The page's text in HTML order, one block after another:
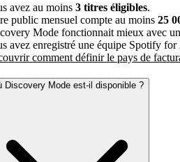
avez au moins 3 titres éligibles.
public mensuel compte au moins 25
Mode fonctionnait mieux avec
avez enregistré une équipe Spotify
comment définir le pays de
Discovery Mode est-il disponible ?